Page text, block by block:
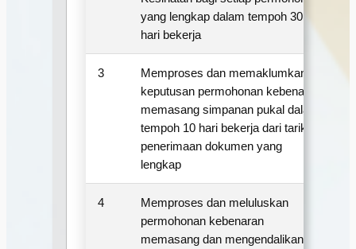
yang lengkap dalam tempoh 30
hari bekerja
3
Memproses dan memaklumkan
keputusan permohonan kebenaran
memasang simpanan pukal dalam
tempoh 10 hari bekerja dari tarikh
penerimaan dokumen yang
lengkap
4
Memproses dan meluluskan
permohonan kebenaran
memasang dan mengendalikan